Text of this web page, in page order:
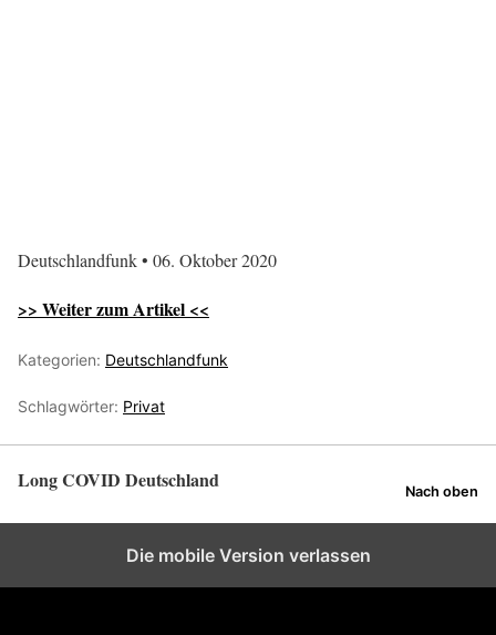
Deutschlandfunk • 06. Oktober 2020
>> Weiter zum Artikel <<
Kategorien: Deutschlandfunk
Schlagwörter: Privat
Long COVID Deutschland Nach oben
Die mobile Version verlassen